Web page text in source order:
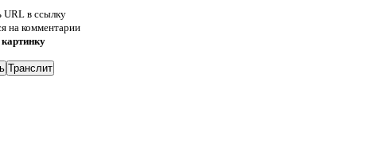
URL в ссылку
на комментарии